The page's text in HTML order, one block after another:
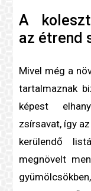
A
az étrend
Mivel még a
tartalmaznak
képest
zsírsavat, így
kerülendő
megnövelt